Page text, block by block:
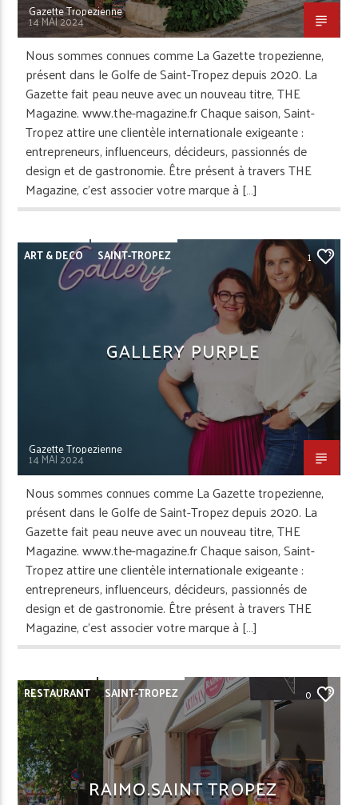
Gazette Tropezienne
14 MAI 2024
Nous sommes connues comme La Gazette tropezienne,
présent dans le Golfe de Saint-Tropez depuis 2020. La
Gazette fait peau neuve avec un nouveau titre, THE
Magazine. www.the-magazine.fr Chaque saison, Saint-
Tropez attire une clientèle internationale exigeante :
entrepreneurs, influenceurs, décideurs, passionnés de
design et de gastronomie. Être présent à travers THE
Magazine, c’est associer votre marque à […]
ART & DECO SAINT-TROPEZ 1
GALLERY PURPLE
Gazette Tropezienne
14 MAI 2024
Nous sommes connues comme La Gazette tropezienne,
présent dans le Golfe de Saint-Tropez depuis 2020. La
Gazette fait peau neuve avec un nouveau titre, THE
Magazine. www.the-magazine.fr Chaque saison, Saint-
Tropez attire une clientèle internationale exigeante :
entrepreneurs, influenceurs, décideurs, passionnés de
design et de gastronomie. Être présent à travers THE
Magazine, c’est associer votre marque à […]
RESTAURANT SAINT-TROPEZ 0
RAIMO.SAINT TROPEZ